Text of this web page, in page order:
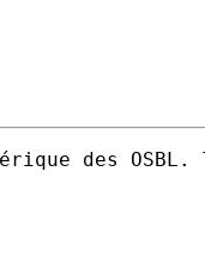
des